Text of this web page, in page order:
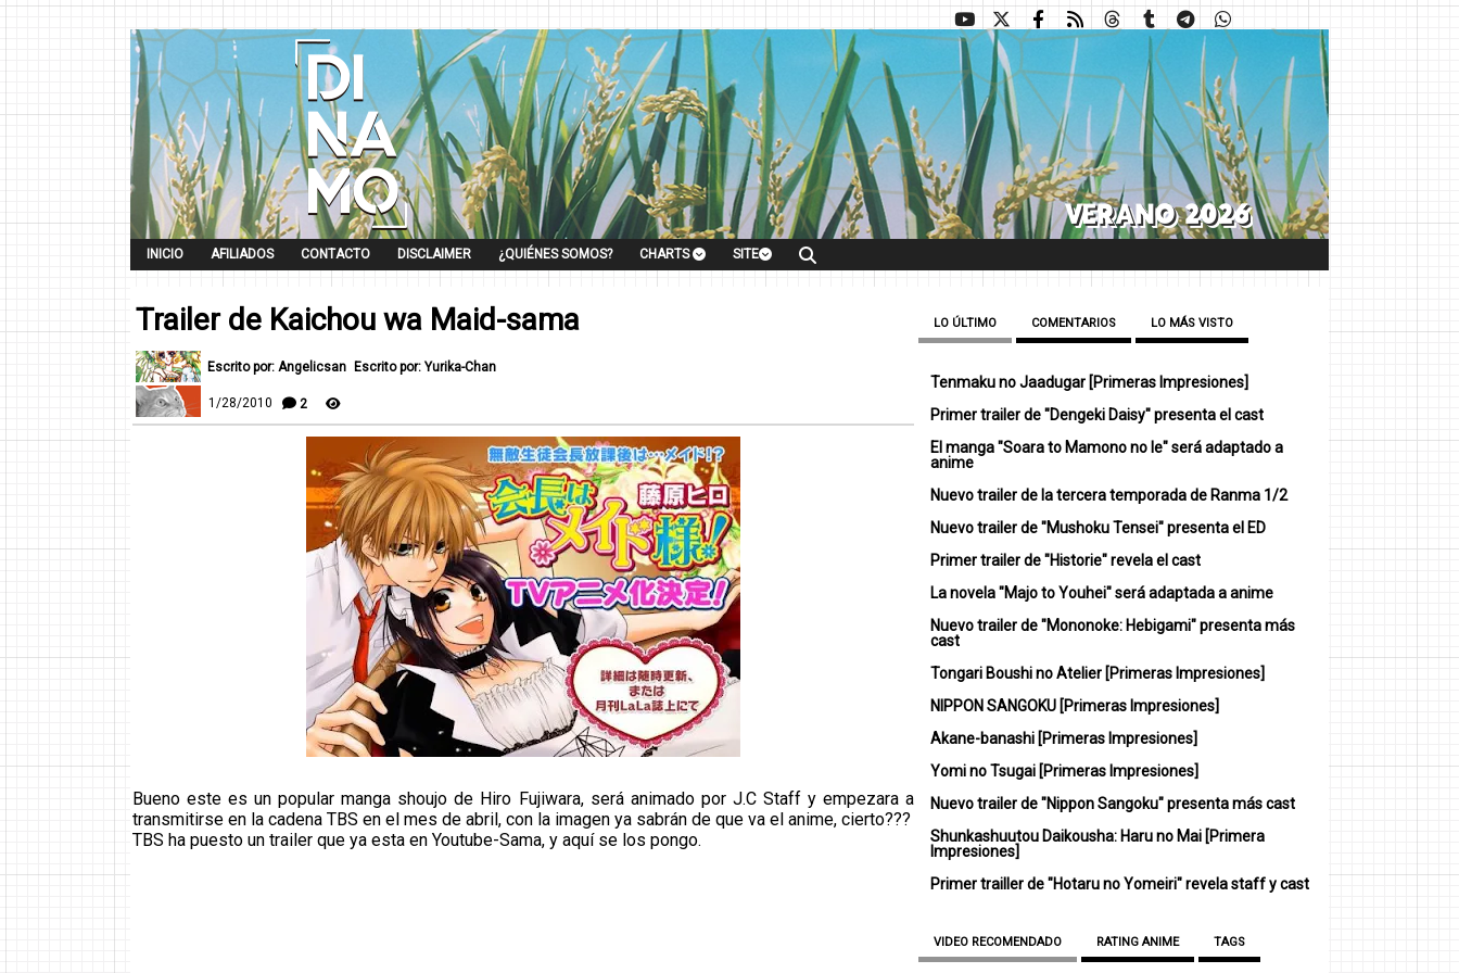
INICIO AFILIADOS CONTACTO DISCLAIMER ¿QUIÉNES SOMOS? CHARTS SITE
Trailer de Kaichou wa Maid-sama
Escrito por: Angelicsan Escrito por: Yurika-Chan
1/28/2010 2
Bueno este es un popular manga shoujo de Hiro Fujiwara, será animado por J.C Staff y empezara a
transmitirse en la cadena TBS en el mes de abril, con la imagen ya sabrán de que va el anime, cierto???
TBS ha puesto un trailer que ya esta en Youtube-Sama, y aquí se los pongo.
LO ÚLTIMO COMENTARIOS LO MÁS VISTO
Tenmaku no Jaadugar [Primeras Impresiones]
Primer trailer de "Dengeki Daisy" presenta el cast
El manga "Soara to Mamono no Ie" será adaptado a
anime
Nuevo trailer de la tercera temporada de Ranma 1/2
Nuevo trailer de "Mushoku Tensei" presenta el ED
Primer trailer de "Historie" revela el cast
La novela "Majo to Youhei" será adaptada a anime
Nuevo trailer de "Mononoke: Hebigami" presenta más
cast
Tongari Boushi no Atelier [Primeras Impresiones]
NIPPON SANGOKU [Primeras Impresiones]
Akane-banashi [Primeras Impresiones]
Yomi no Tsugai [Primeras Impresiones]
Nuevo trailer de "Nippon Sangoku" presenta más cast
Shunkashuutou Daikousha: Haru no Mai [Primera
Impresiones]
Primer trailler de "Hotaru no Yomeiri" revela staff y cast
VIDEO RECOMENDADO RATING ANIME TAGS